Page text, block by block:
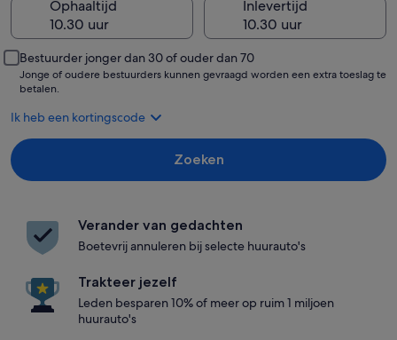
Ophaaltijd
Inlevertijd
Bestuurder jonger dan 30 of ouder dan 70
Jonge of oudere bestuurders kunnen gevraagd worden een extra toeslag te
betalen.
Ik heb een kortingscode
Zoeken
Verander van gedachten
Boetevrij annuleren bij selecte huurauto's
Trakteer jezelf
Leden besparen 10% of meer op ruim 1 miljoen
huurauto's